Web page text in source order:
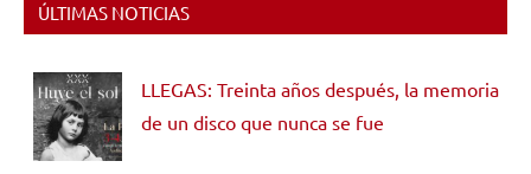
ÚLTIMAS NOTICIAS
LLEGAS: Treinta años después, la memoria
de un disco que nunca se fue